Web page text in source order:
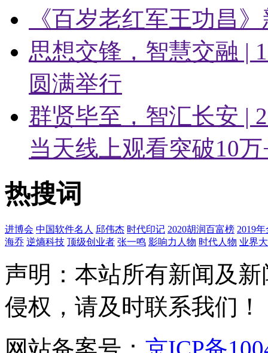
《百岁老红军王功昌
思想交锋，智慧交融 |
圆满举行
群贤毕至，智汇长安 |
当天线上观看突破10万
热搜词
进博会 中国软件名人 邱伟杰 时代印记 2020胡润百富榜 2019
海乔 逆熵科技 顶级创业者 张一鸣 影响力人物 时代人物 业界
声明：本站所有新闻及
侵权，请及时联系我们！